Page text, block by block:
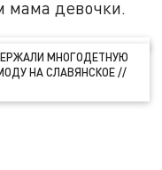
мама девочки.
МНОГОДЕТНУЮ
НА СЛАВЯНСКОЕ //